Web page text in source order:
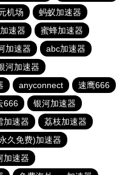
机场
蚂蚁加速器
速器
蜜蜂加速器
加速器
abc加速器
河加速器
anyconnect
速鹰666
666
银河加速器
加速器
荔枝加速器
久免费)加速器
加速器